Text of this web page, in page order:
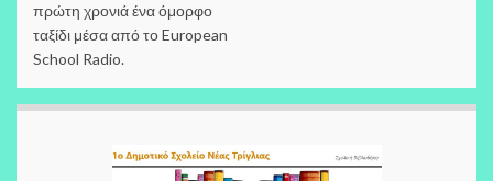
πρώτη χρονιά ένα όμορφο
ταξίδι μέσα από το European
School Radio.